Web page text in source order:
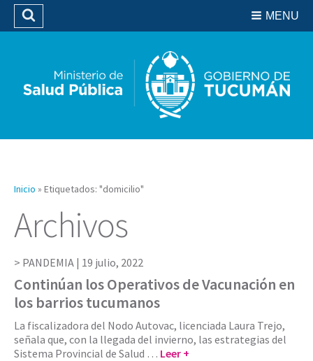
Biblioteca
MENU
Buscar
Inicio » Etiquetados: "domicilio"
Archivos
PANDEMIA | 19 julio, 2022
Continúan los Operativos de Vacunación en
los barrios tucumanos
La fiscalizadora del Nodo Autovac, licenciada Laura Trejo,
señala que, con la llegada del invierno, las estrategias del
Sistema Provincial de Salud … Leer +